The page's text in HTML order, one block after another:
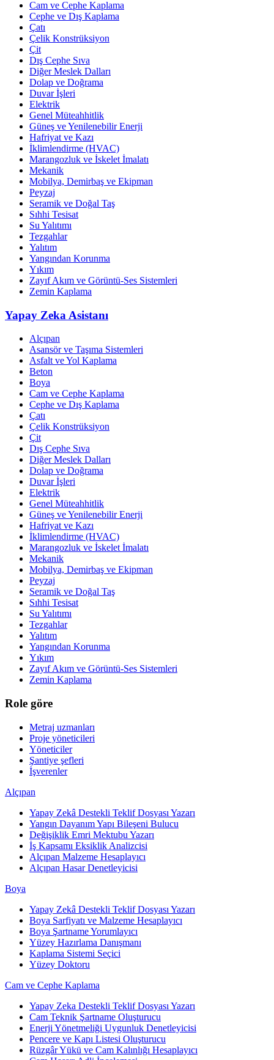
Cam ve Cephe Kaplama
Cephe ve Dış Kaplama
Çatı
Çelik Konstrüksiyon
Çit
Dış Cephe Sıva
Diğer Meslek Dalları
Dolap ve Doğrama
Duvar İşleri
Elektrik
Genel Müteahhitlik
Güneş ve Yenilenebilir Enerji
Hafriyat ve Kazı
İklimlendirme (HVAC)
Marangozluk ve İskelet İmalatı
Mekanik
Mobilya, Demirbaş ve Ekipman
Peyzaj
Seramik ve Doğal Taş
Sıhhi Tesisat
Su Yalıtımı
Tezgahlar
Yalıtım
Yangından Korunma
Yıkım
Zayıf Akım ve Görüntü-Ses Sistemleri
Zemin Kaplama
Yapay Zeka Asistanı
Alçıpan
Asansör ve Taşıma Sistemleri
Asfalt ve Yol Kaplama
Beton
Boya
Cam ve Cephe Kaplama
Cephe ve Dış Kaplama
Çatı
Çelik Konstrüksiyon
Çit
Dış Cephe Sıva
Diğer Meslek Dalları
Dolap ve Doğrama
Duvar İşleri
Elektrik
Genel Müteahhitlik
Güneş ve Yenilenebilir Enerji
Hafriyat ve Kazı
İklimlendirme (HVAC)
Marangozluk ve İskelet İmalatı
Mekanik
Mobilya, Demirbaş ve Ekipman
Peyzaj
Seramik ve Doğal Taş
Sıhhi Tesisat
Su Yalıtımı
Tezgahlar
Yalıtım
Yangından Korunma
Yıkım
Zayıf Akım ve Görüntü-Ses Sistemleri
Zemin Kaplama
Role göre
Metraj uzmanları
Proje yöneticileri
Yöneticiler
Şantiye şefleri
İşverenler
Alçıpan
Yapay Zekâ Destekli Teklif Dosyası Yazarı
Yangın Dayanım Yapı Bileşeni Bulucu
Değişiklik Emri Mektubu Yazarı
İş Kapsamı Eksiklik Analizcisi
Alçıpan Malzeme Hesaplayıcı
Alçıpan Hasar Denetleyicisi
Boya
Yapay Zekâ Destekli Teklif Dosyası Yazarı
Boya Sarfiyatı ve Malzeme Hesaplayıcı
Boya Şartname Yorumlayıcı
Yüzey Hazırlama Danışmanı
Kaplama Sistemi Seçici
Yüzey Doktoru
Cam ve Cephe Kaplama
Yapay Zeka Destekli Teklif Dosyası Yazarı
Cam Teknik Şartname Oluşturucu
Enerji Yönetmeliği Uygunluk Denetleyicisi
Pencere ve Kapı Listesi Oluşturucu
Rüzgâr Yükü ve Cam Kalınlığı Hesaplayıcı